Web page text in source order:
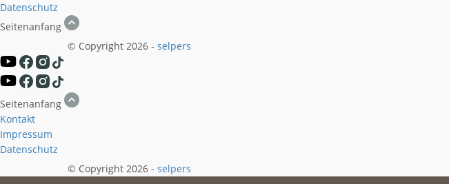
Datenschutz
Seitenanfang
© Copyright 2026 - selpers
Seitenanfang
Kontakt
Impressum
Datenschutz
© Copyright 2026 - selpers